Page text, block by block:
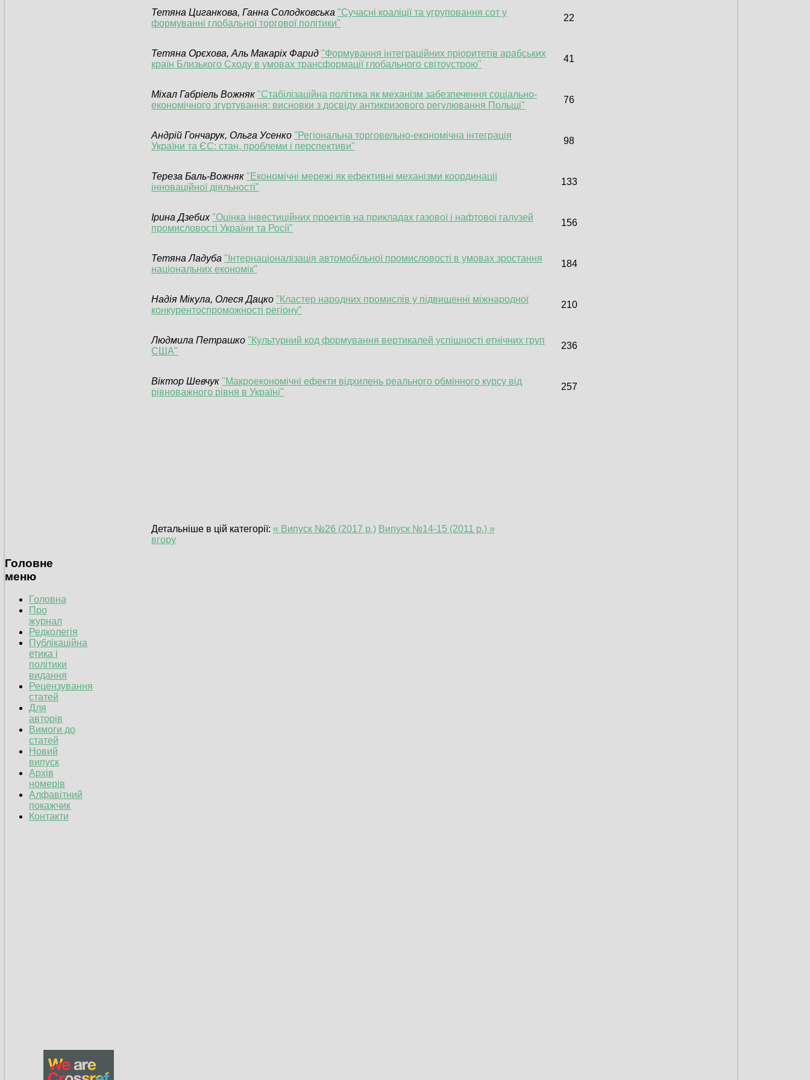
Тетяна Циганкова, Ганна Солодковська "Сучасні коаліції та угруповання сот у
формуванні глобальної торгової політики"
22
Тетяна Орєхова, Аль Макаріх Фарид "Формування інтеграційних пріоритетів арабських
країн Близького Сходу в умовах трансформації глобального світоустрою"
41
Міхал Габріель Вожняк "Стабілізаційна політика як механізм забезпечення соціально-
економічного згуртування: висновки з досвіду антикризового регулювання Польщі"
76
Андрій Гончарук, Ольга Усенко "Регіональна торговельно-економічна інтеграція
України та ЄС: стан, проблеми і перспективи"
98
Тереза Баль-Вожняк "Економічні мережі як ефективні механізми координації
інноваційної діяльності"
133
Ірина Дзебих"Оцінка інвестиційних проектів на прикладах газової і нафтової галузей
промисловості України та Росії"
156
Тетяна Ладуба "Інтернаціоналізація автомобільної промисловості в умовах зростання
національних економік"
184
Надія Мікула, Олеся Дацко "Кластер народних промислів у підвищенні міжнародної
конкурентоспроможності регіону"
210
Людмила Петрашко "Культурний код формування вертикалей успішності етнічних груп
США"
236
Віктор Шевчук "Макроекономічні ефекти відхилень реального обмінного курсу від
рівноважного рівня в Україні"
257
Детальніше в цій категорії: « Випуск №26 (2017 р.) Випуск №14-15 (2011 р.) »
вгору
Головне
меню
Головна
Про
журнал
Редколегія
Публікаційна
етика і
політики
видання
Рецензування
статей
Для
авторів
Вимоги до
статей
Новий
випуск
Архів
номерів
Алфавітний
покажчик
Контакти